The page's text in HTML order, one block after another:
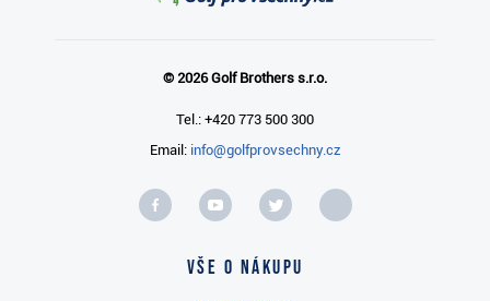
© 2026 Golf Brothers s.r.o.
Tel.: +420 773 500 300
Email: info@golfprovsechny.cz
Vše o nákupu